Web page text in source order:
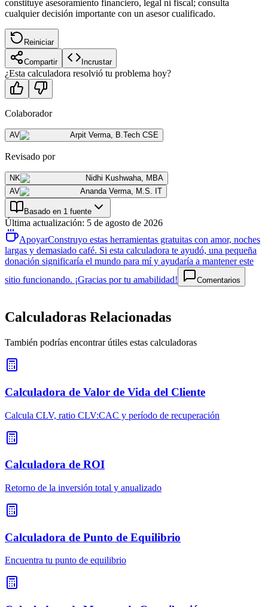
constituye asesoramiento financiero, legal ni fiscal; consulta
cualquier decisión importante con un asesor cualificado.
Reiniciar
Compartir Incrustar
¿Esta calculadora resolvió tu problema hoy?
Colaborador
AV Arpit Verma, B.Tech CSE
Revisado por
NK Nidhi Kushwaha, MBA
AV
Ananda Verma, M.S. IT
Basado en 1 fuente
Última actualización: 5 de agosto de 2026
ApoyarConstruyo estas herramientas gratuitas con amor, noches
largas y demasiado café. Si esta calculadora te ayudó, una pequeña
donación significaría el mundo para mí y ayudaría a mantener este
sitio funcionando. ¡Gracias por tu amabilidad!
Comentarios
Calculadoras Relacionadas
También podrías encontrar útiles estas calculadoras
Calculadora de Valor de Vida del Cliente
Calcula CLV, ratio CLV:CAC y período de recuperación
Calculadora de ROI
Retorno de la inversión total y anualizado
Calculadora de Punto de Equilibrio
Encuentra tu punto de equilibrio